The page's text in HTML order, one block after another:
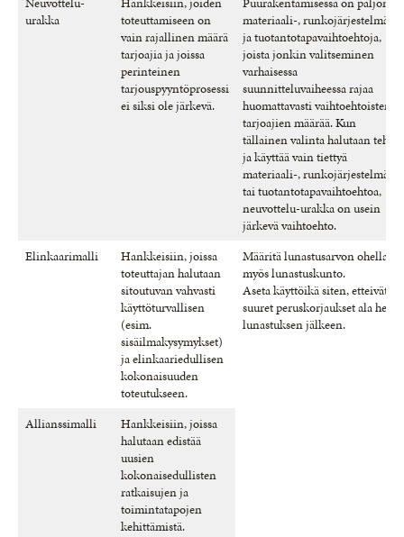
urakka
toteuttamiseen on
vain rajallinen määrä
tarjoajia ja joissa
perinteinen
tarjouspyyntöprosessi
ei siksi ole järkevä.
materiaali-, runkojärjestelmä-
ja tuotantotapavaihtoehtoja,
joista jonkin valitseminen
varhaisessa
suunnitteluvaiheessa rajaa
huomattavasti vaihtoehtoisten
tarjoajien määrää. Kun
tällainen valinta halutaan tehdä
ja käyttää vain tiettyä
materiaali-, runkojärjestelmä-
tai tuotantotapavaihtoehtoa,
neuvottelu-urakka on usein
järkevä vaihtoehto.
Elinkaarimalli
Hankkeisiin, joissa
toteuttajan halutaan
sitoutuvan vahvasti
käyttöturvallisen
(esim.
sisäilmakysymykset)
ja elinkaariedullisen
kokonaisuuden
toteutukseen.
Määritä lunastusarvon ohella
myös lunastuskunto.
Aseta käyttöikä siten, etteivät
suuret peruskorjaukset ala heti
lunastuksen jälkeen.
Allianssimalli
Hankkeisiin, joissa
halutaan edistää
uusien
kokonaisedullisten
ratkaisujen ja
toimintatapojen
kehittämistä.